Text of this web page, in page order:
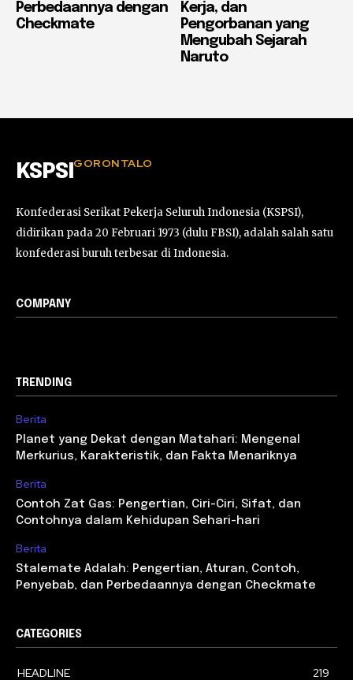
Perbedaannya dengan
Checkmate
Kerja, dan
Pengorbanan yang
Mengubah Sejarah
Naruto
KSPSI GORONTALO
Konfederasi Serikat Pekerja Seluruh Indonesia (KSPSI),
didirikan pada 20 Februari 1973 (dulu FBSI), adalah salah satu
konfederasi buruh terbesar di Indonesia.
COMPANY
TRENDING
Berita
Planet yang Dekat dengan Matahari: Mengenal
Merkurius, Karakteristik, dan Fakta Menariknya
Berita
Contoh Zat Gas: Pengertian, Ciri-Ciri, Sifat, dan
Contohnya dalam Kehidupan Sehari-hari
Berita
Stalemate Adalah: Pengertian, Aturan, Contoh,
Penyebab, dan Perbedaannya dengan Checkmate
CATEGORIES
HEADLINE 219